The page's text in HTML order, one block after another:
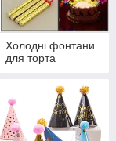
Холодні фонтани
для торта